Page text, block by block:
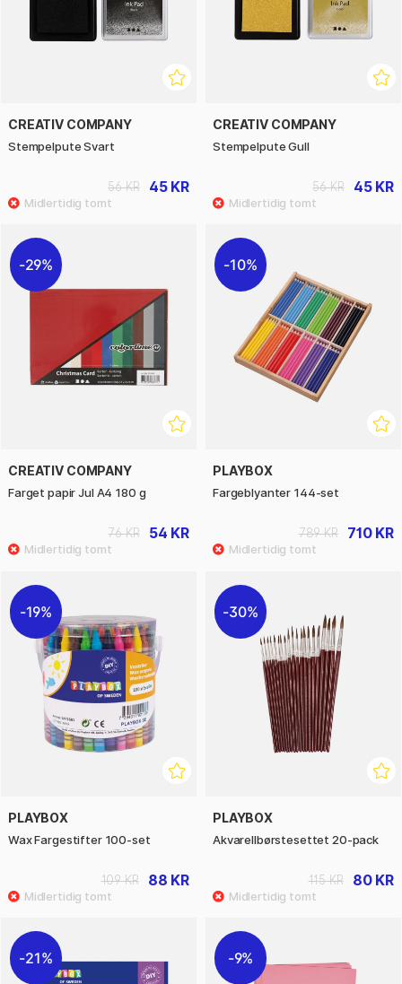
CREATIV COMPANY
Stempelpute Svart
45 KR
56 KR
CREATIV COMPANY
Stempelpute Gull
45 KR
56 KR
29%
CREATIV COMPANY
Farget papir Jul A4 180 g
54 KR
76 KR
10%
PLAYBOX
Fargeblyanter 144-set
710 KR
789 KR
19%
PLAYBOX
Wax Fargestifter 100-set
88 KR
109 KR
30%
PLAYBOX
Akvarellbørstesettet 20-pack
80 KR
115 KR
21% 9%